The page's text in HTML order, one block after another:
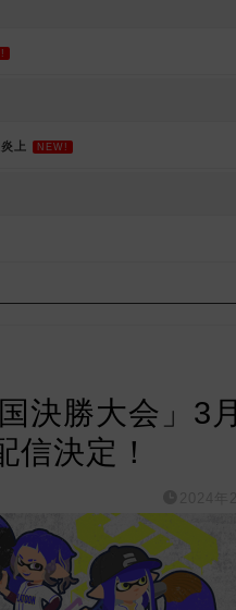
上 NEW!
決勝大会」3月
決定！